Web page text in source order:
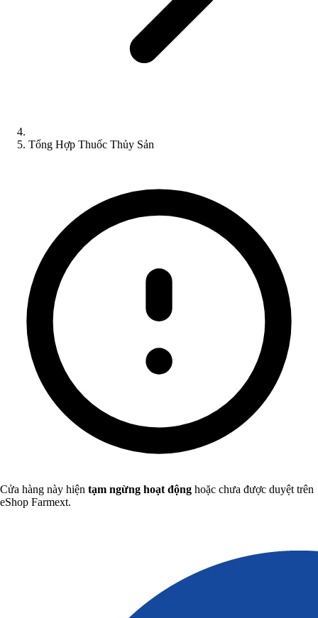
Tổng Hợp Thuốc Thủy Sản
Cửa hàng này hiện tạm ngừng hoạt động hoặc chưa được duyệt trên
eShop Farmext.